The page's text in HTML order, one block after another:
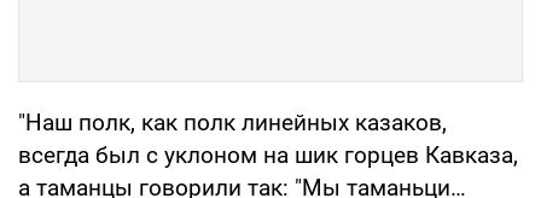
"Наш полк, как полк линейных казаков,
всегда был с уклоном на шик горцев Кавказа,
а таманцы говорили так: "Мы таманьци…